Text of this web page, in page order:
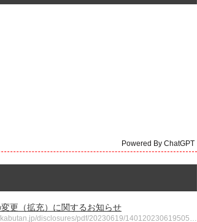
Powered By ChatGPT
更（拡充）に関するお知らせ
kabutan.jp/disclosures/pdf/20230619/140120230619505…